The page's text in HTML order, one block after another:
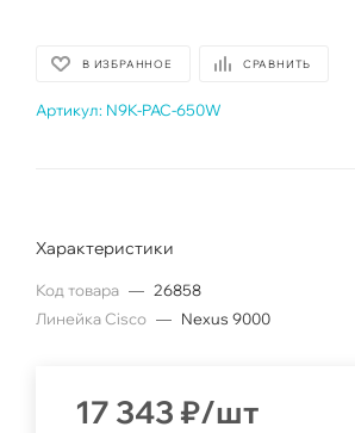
В ИЗБРАННОЕ СРАВНИТЬ
Артикул: N9K-PAC-650W
Характеристики
Код товара — 26858
Линейка Cisco — Nexus 9000
17 343 ₽/шт